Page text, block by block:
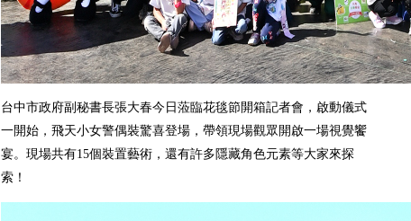
台中市政府副秘書長張大春今日蒞臨花毯節開箱記者會，啟動儀式
一開始，飛天小女警偶裝驚喜登場，帶領現場觀眾開啟一場視覺饗
宴。現場共有15個裝置藝術，還有許多隱藏角色元素等大家來探
索！